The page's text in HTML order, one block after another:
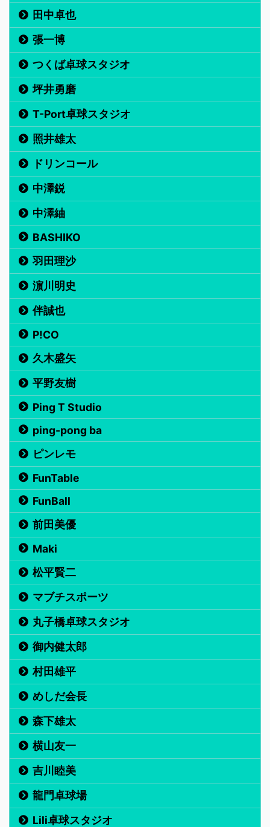
田中卓也
張一博
つくば卓球スタジオ
坪井勇磨
T-Port卓球スタジオ
照井雄太
ドリンコール
中澤鋭
中澤紬
BASHIKO
羽田理沙
濵川明史
伴誠也
P!CO
久木盛矢
平野友樹
Ping T Studio
ping-pong ba
ピンレモ
FunTable
FunBall
前田美優
Maki
松平賢二
マブチスポーツ
丸子橋卓球スタジオ
御内健太郎
村田雄平
めしだ会長
森下雄太
横山友一
吉川睦美
龍門卓球場
Lili卓球スタジオ